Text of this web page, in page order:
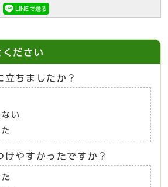
ください
立ちましたか？
い
けやすかったですか？